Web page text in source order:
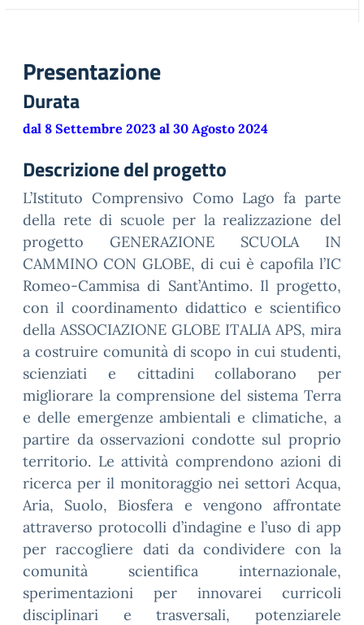
Presentazione
Durata
dal 8 Settembre 2023 al 30 Agosto 2024
Descrizione del progetto
L’Istituto Comprensivo Como Lago fa parte
della rete di scuole per la realizzazione del
progetto GENERAZIONE SCUOLA IN
CAMMINO CON GLOBE, di cui è capofila l’IC
Romeo-Cammisa di Sant’Antimo. Il progetto,
con il coordinamento didattico e scientifico
della ASSOCIAZIONE GLOBE ITALIA APS, mira
a costruire comunità di scopo in cui studenti,
scienziati e cittadini collaborano per
migliorare la comprensione del sistema Terra
e delle emergenze ambientali e climatiche, a
partire da osservazioni condotte sul proprio
territorio. Le attività comprendono azioni di
ricerca per il monitoraggio nei settori Acqua,
Aria, Suolo, Biosfera e vengono affrontate
attraverso protocolli d’indagine e l’uso di app
per raccogliere dati da condividere con la
comunità scientifica internazionale,
sperimentazioni per innovarei curricoli
disciplinari e trasversali, potenziarele